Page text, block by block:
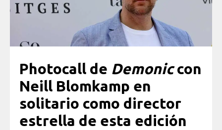
Photocall de Demoniccon
Neill Blomkamp en
solitario como director
estrella de esta edición